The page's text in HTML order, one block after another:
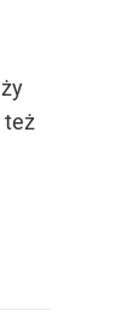
też